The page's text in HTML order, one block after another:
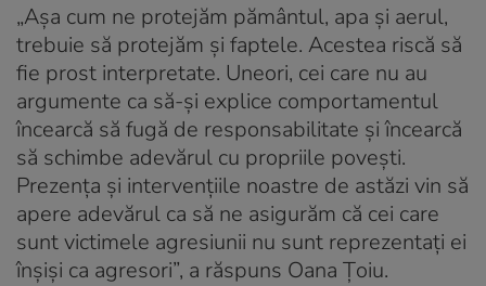
„Aşa cum ne protejăm pământul, apa şi aerul,
trebuie să protejăm şi faptele. Acestea riscă să
fie prost interpretate. Uneori, cei care nu au
argumente ca să-şi explice comportamentul
încearcă să fugă de responsabilitate şi încearcă
să schimbe adevărul cu propriile poveşti.
Prezenţa şi intervenţiile noastre de astăzi vin să
apere adevărul ca să ne asigurăm că cei care
sunt victimele agresiunii nu sunt reprezentaţi ei
înşişi ca agresori”, a răspuns Oana Țoiu.